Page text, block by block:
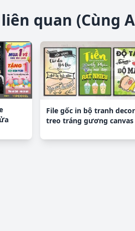
quan (Cùng
File gốc in bộ tranh decor
treo tráng gương canvas